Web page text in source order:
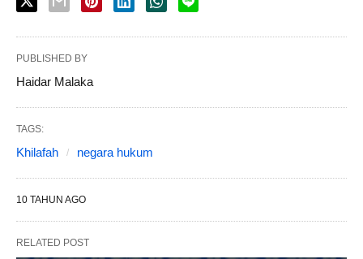
PUBLISHED BY
Haidar Malaka
TAGS:
Khilafah negara hukum
10 TAHUN AGO
RELATED POST